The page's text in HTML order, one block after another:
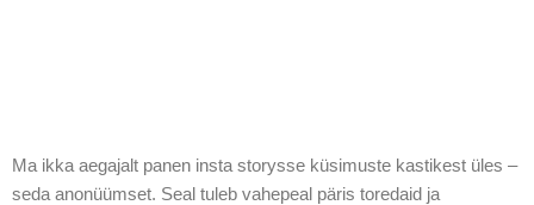
Ma ikka aegajalt panen insta storysse küsimuste kastikest üles –
seda anonüümset. Seal tuleb vahepeal päris toredaid ja